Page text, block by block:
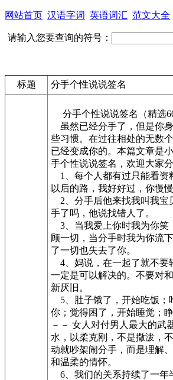
网站首页 汉语字词 英语词汇 范文大全
请输入您要查询的符号：
标题 分手个性说说签名
分手个性说说签名（精选60
虽然已经分手了，但是你
些习惯。在过往相处的无数
已经变成你的。本篇文章是
手个性说说签名，欢迎大家分
1、每个人都有过只能看资
以后的路，我好好过，你慢
2、分手后他来找我叫我宝
手了吗，他说找错人了。
3、当我爱上你时我为你笑
顾一切，当分手时我为你流
了一切也失去了你。
4、妈说，在一起了就不要
一定是可以解决的。不要对
新厌旧。
5、肚子饿了，开始吃饭；
你；觉得困了，开始睡觉；
－－ 女人对付男人最大的武
水，以柔克刚，不是撒泼，
动就吵架闹分手，而是理解
和温柔的情怀。
6、我们的关系持续了一年